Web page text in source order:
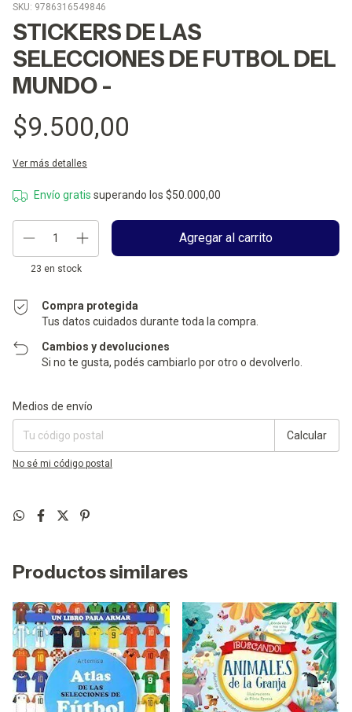
SKU: 9786316549846
STICKERS DE LAS
SELECCIONES DE FUTBOL DEL
MUNDO -
$9.500,00
Ver más detalles
Envío gratis superando los $50.000,00
23 en stock
Compra protegida
Tus datos cuidados durante toda la compra.
Cambios y devoluciones
Si no te gusta, podés cambiarlo por otro o devolverlo.
Entregas para el CP:
Medios de envío
Calcular
No sé mi código postal
Productos similares